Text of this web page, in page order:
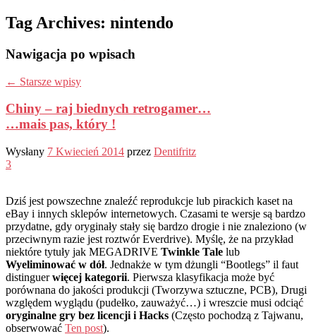
Tag Archives: nintendo
Nawigacja po wpisach
← Starsze wpisy
Chiny – raj biednych retrogamer…
…mais pas, który !
Wysłany 7 Kwiecień 2014 przez Dentifritz
3
Dziś jest powszechne znaleźć reprodukcje lub pirackich kaset na
eBay i innych sklepów internetowych. Czasami te wersje są bardzo
przydatne, gdy oryginały stały się bardzo drogie i nie znaleziono (w
przeciwnym razie jest roztwór Everdrive). Myślę, że na przykład
niektóre tytuły jak MEGADRIVE Twinkle Tale lub
Wyeliminować w dół. Jednakże w tym dżungli “Bootlegs” il faut
distinguerwięcej kategorii. Pierwsza klasyfikacja może być
porównana do jakości produkcji (Tworzywa sztuczne, PCB), Drugi
względem wyglądu (pudełko, zauważyć…) i wreszcie musi odciąć
oryginalne gry bez licencji i Hacks (Często pochodzą z Tajwanu,
obserwować Ten post).